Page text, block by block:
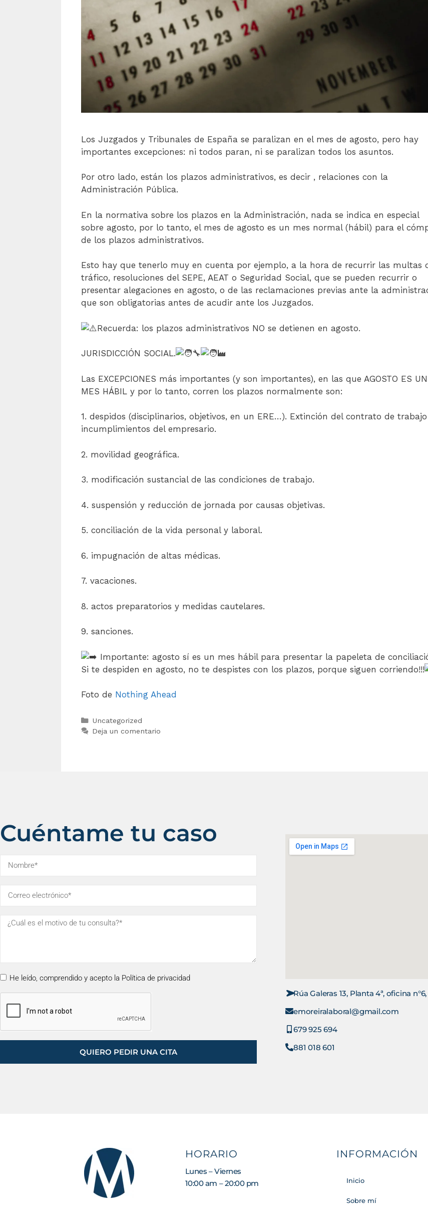
Los Juzgados y Tribunales de España se paralizan en el mes de agosto, pero hay
importantes excepciones: ni todos paran, ni se paralizan todos los asuntos.
Por otro lado, están los plazos administrativos, es decir , relaciones con la
Administración Pública.
En la normativa sobre los plazos en la Administración, nada se indica en especial
sobre agosto, por lo tanto, el mes de agosto es un mes normal (hábil) para el
de los plazos administrativos.
Esto hay que tenerlo muy en cuenta por ejemplo, a la hora de recurrir las multas
tráfico, resoluciones del SEPE, AEAT o Seguridad Social, que se pueden recurrir o
presentar alegaciones en agosto, o de las reclamaciones previas ante la
que son obligatorias antes de acudir ante los Juzgados.
Recuerda: los plazos administrativos NO se detienen en agosto.
JURISDICCIÓN SOCIAL.
Las EXCEPCIONES más importantes (y son importantes), en las que AGOSTO ES UN
MES HÁBIL y por lo tanto, corren los plazos normalmente son:
1. despidos (disciplinarios, objetivos, en un ERE…). Extinción del contrato de
incumplimientos del empresario.
2. movilidad geográfica.
3. modificación sustancial de las condiciones de trabajo.
4. suspensión y reducción de jornada por causas objetivas.
5. conciliación de la vida personal y laboral.
6. impugnación de altas médicas.
7. vacaciones.
8. actos preparatorios y medidas cautelares.
9. sanciones.
Importante: agosto sí es un mes hábil para presentar la papeleta de
Si te despiden en agosto, no te despistes con los plazos, porque siguen corriendo!!!
Foto de Nothing Ahead
Uncategorized
Deja un comentario
Cuéntame tu caso
He leído, comprendido y acepto la Política de privacidad
QUIERO PEDIR UNA CITA
Rúa Galeras 13, Planta 4ª, oficina
emoreiralaboral@gmail.com
679 925 694
881 018 601
HORARIO
Lunes – Viernes
10:00 am – 20:00 pm
INFORMACIÓN
Inicio
Sobre mí